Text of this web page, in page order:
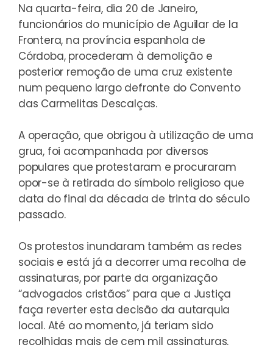
Na quarta-feira, dia 20 de Janeiro,
funcionários do município de Aguilar de la
Frontera, na província espanhola de
Córdoba, procederam à demolição e
posterior remoção de uma cruz existente
num pequeno largo defronte do Convento
das Carmelitas Descalças.
A operação, que obrigou à utilização de uma
grua, foi acompanhada por diversos
populares que protestaram e procuraram
opor-se à retirada do símbolo religioso que
data do final da década de trinta do século
passado.
Os protestos inundaram também as redes
sociais e está já a decorrer uma recolha de
assinaturas, por parte da organização
“advogados cristãos” para que a Justiça
faça reverter esta decisão da autarquia
local. Até ao momento, já teriam sido
recolhidas mais de cem mil assinaturas.